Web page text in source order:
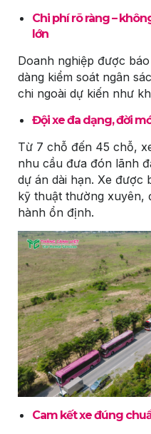
Chi phí rõ ràng –
lớn
Doanh nghiệp được
dàng kiểm soát ngân
chi ngoài dự kiến như
Đội xe đa dạng, đời
Từ 7 chỗ đến 45 chỗ,
nhu cầu đưa đón lãnh
dự án dài hạn. Xe được
kỹ thuật thường xuyên,
hành ổn định.
Cam kết xe đúng